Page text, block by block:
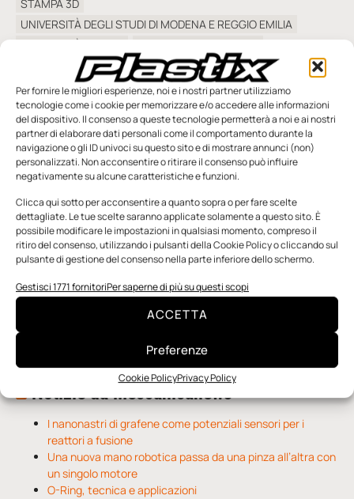
Per fornire le migliori esperienze, noi e i nostri partner utilizziamo
tecnologie come i cookie per memorizzare e/o accedere alle informazioni
del dispositivo. Il consenso a queste tecnologie permetterà a noi e ai nostri
partner di elaborare dati personali come il comportamento durante la
navigazione o gli ID univoci su questo sito e di mostrare annunci (non)
personalizzati. Non acconsentire o ritirare il consenso può influire
negativamente su alcune caratteristiche e funzioni.
Clicca qui sotto per acconsentire a quanto sopra o per fare scelte
dettagliate. Le tue scelte saranno applicate solamente a questo sito. È
possibile modificare le impostazioni in qualsiasi momento, compreso il
ritiro del consenso, utilizzando i pulsanti della Cookie Policy o cliccando sul
pulsante di gestione del consenso nella parte inferiore dello schermo.
Gestisci 1771 fornitoriPer saperne di più su questi scopi
ACCETTA
Preferenze
Cookie PolicyPrivacy Policy
STAMPA 3D
UNIVERSITÀ DEGLI STUDI DI MODENA E REGGIO EMILIA
UNIVERSITÀ DI PAVIA
WOMEN IN 3D PRINTING
SFOGLIA LA RIVISTA
n.4 - Maggio 2026
Edicola Web
Notizie da Meccanicanews
I nanonastri di grafene come potenziali sensori per i
reattori a fusione
Una nuova mano robotica passa da una pinza all’altra con
un singolo motore
O-Ring, tecnica e applicazioni